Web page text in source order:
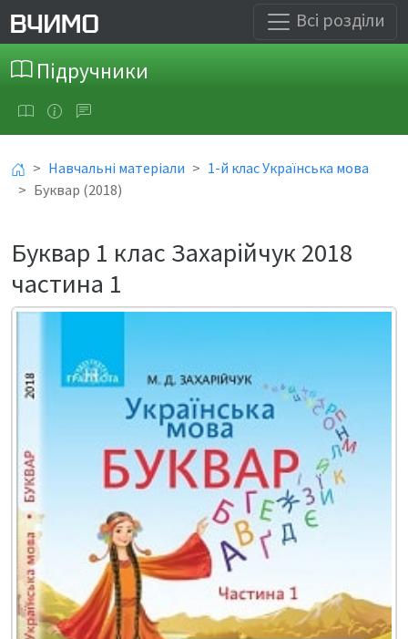
Всі розділи
Підручники
Навчальні матеріали
1-й клас Українська мова
Буквар (2018)
Буквар 1 клас Захарійчук 2018
частина 1